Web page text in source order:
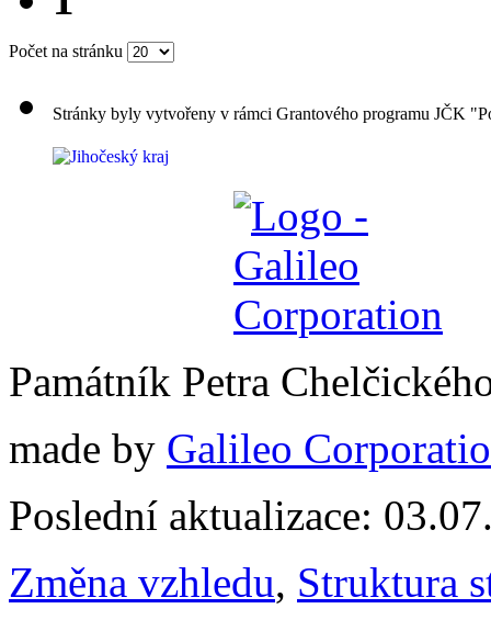
Počet na stránku
Stránky byly vytvořeny v rámci Grantového programu JČK
Památník Petra
made by Galileo
Poslední aktualizace:
Změna vzhledu, Struktura